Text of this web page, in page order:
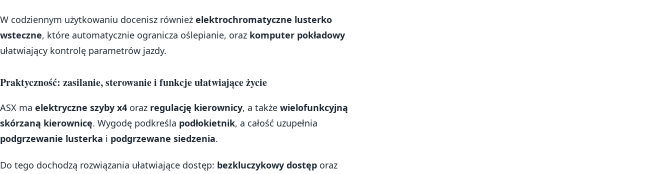
W codziennym użytkowaniu docenisz również elektrochromatyczne lusterko
wsteczne, które automatycznie ogranicza oślepianie, oraz komputer pokładowy
ułatwiający kontrolę parametrów jazdy.
Praktyczność: zasilanie, sterowanie i funkcje ułatwiające życie
ASX ma elektryczne szyby x4 oraz regulację kierownicy, a także wielofunkcyjną
skórzaną kierownicę. Wygodę podkreśla podłokietnik, a całość uzupełnia
podgrzewanie lusterka i podgrzewane siedzenia.
Do tego dochodzą rozwiązania ułatwiające dostęp: bezkluczykowy dostęp oraz